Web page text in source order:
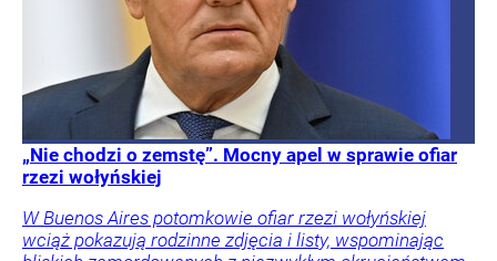
„Nie chodzi o zemstę”. Mocny apel w sprawie ofiar
rzezi wołyńskiej
W Buenos Aires potomkowie ofiar rzezi wołyńskiej
wciąż pokazują rodzinne zdjęcia i listy, wspominając